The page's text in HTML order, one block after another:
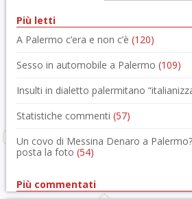
Più letti
A Palermo c’era e non c’è (120)
Sesso in automobile a Palermo (109)
Insulti in dialetto palermitano
Statistiche commenti (57)
Un covo di Messina Denaro a
posta la foto (54)
Più commentati